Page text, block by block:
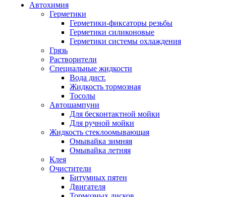
Автохимия
Герметики
Герметики-фиксаторы резьбы
Герметики силиконовые
Герметики системы охлаждения
Грязь
Растворители
Специальные жидкости
Вода дист.
Жидкость тормозная
Тосолы
Автошампуни
Для бесконтактной мойки
Для ручной мойки
Жидкость стеклоомывающая
Омывайка зимняя
Омывайка летняя
Клея
Очистители
Битумных пятен
Двигателя